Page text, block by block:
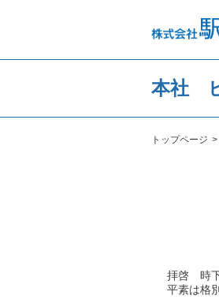
本社
トップページ
拝啓 時下
平素は格